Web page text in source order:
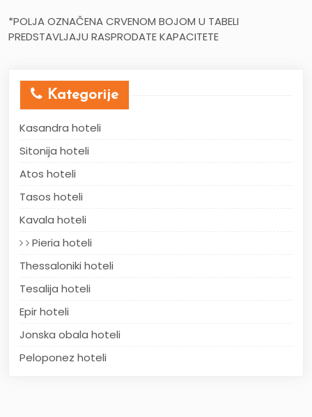
*POLJA OZNAČENA CRVENOM BOJOM U TABELI
PREDSTAVLJAJU RASPRODATE KAPACITETE
Kategorije
Kasandra hoteli
Sitonija hoteli
Atos hoteli
Tasos hoteli
Kavala hoteli
Pieria hoteli
Thessaloniki hoteli
Tesalija hoteli
Epir hoteli
Jonska obala hoteli
Peloponez hoteli